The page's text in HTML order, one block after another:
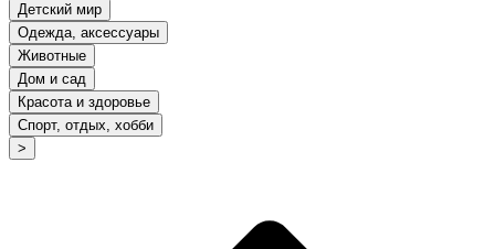
Детский мир
Одежда, аксессуары
Животные
Дом и сад
Красота и здоровье
Спорт, отдых, хобби
>